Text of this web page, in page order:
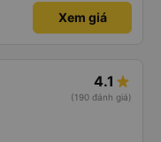
điểm không nhưng. Mình sẽ
ưng hết sức. Giờ thấy may
Xem giá
4.1
(190 đánh giá)